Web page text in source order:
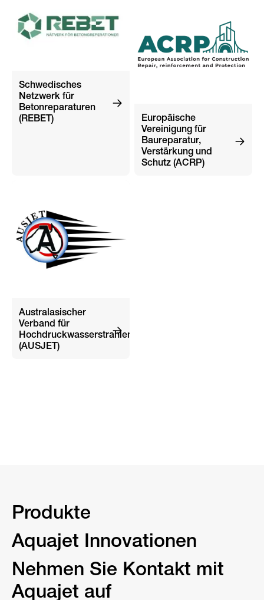
Schwedisches
Netzwerk für
Betonreparaturen
(REBET)
Europäische
Vereinigung für
Baureparatur,
Verstärkung und
Schutz (ACRP)
Australasischer
Verband für
Hochdruckwasserstrahlen
(AUSJET)
Produkte
Aquajet Innovationen
Nehmen Sie Kontakt mit
Aquajet auf